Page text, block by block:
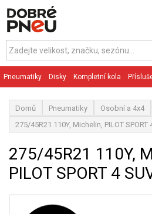
Pneumatiky Disky Kompletní kola
Domů Pneumatiky Osobní a 4x4
275/45R21 110Y, Michelin, PILOT SPORT
275/45R21 110Y,
PILOT SPORT 4